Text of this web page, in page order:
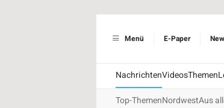
Menü E-Paper
NachrichtenVideosThemen
Top-ThemenNordwestAus